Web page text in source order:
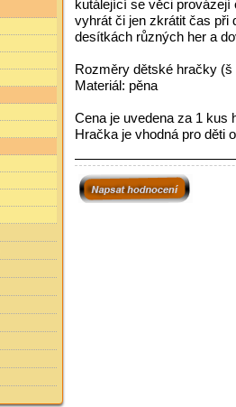
kutálející se věci
vyhrát či jen zkrátit čas při
desítkách různých her a
Rozměry dětské hračky
Materiál: pěna
Cena je uvedena za 1 kus
Hračka je vhodná pro děti